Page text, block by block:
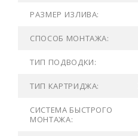
РАЗМЕР ИЗЛИВА:
СПОСОБ МОНТАЖА:
ТИП ПОДВОДКИ:
ТИП КАРТРИДЖА:
СИСТЕМА БЫСТРОГО
МОНТАЖА: